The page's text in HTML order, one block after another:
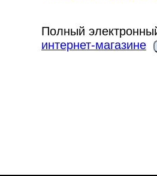
Полный
интернет-магазине